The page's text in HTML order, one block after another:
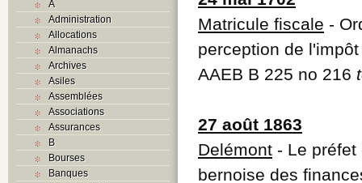
A
Administration
Allocations
Almanachs
Archives
Asiles
Assemblées
Associations
Assurances
B
Bourses
Banques
Matricule fiscale -
perception de l'impôt
AAEB B 225 no 216
27 août 1863
Delémont - Le
bernoise des